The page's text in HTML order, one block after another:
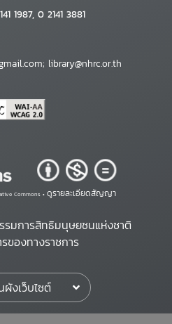
1987, 0 2141 3881
library@nhrc.or.th
Commons • ดูรายละเอียดสัญญา
มการสิทธิมนุษยชนแห่งชาติ
ของทางราชการ
ผังเว็บไซต์